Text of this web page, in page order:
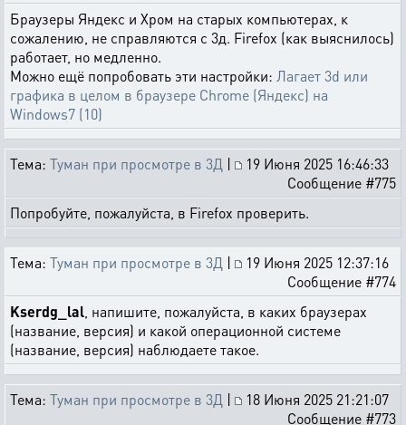
Браузеры Яндекс и Хром на старых компьютерах, к
сожалению, не справляются с 3д. Firefox (как выяснилось)
работает, но медленно.
Можно ещё попробовать эти настройки: Лагает 3d или
графика в целом в браузере Chrome (Яндекс) на
Windows7 (10)
Тема: Туман при просмотре в 3Д |
19 Июня 2025 16:46:33
Сообщение #775
Попробуйте, пожалуйста, в Firefox проверить.
Тема: Туман при просмотре в 3Д |
19 Июня 2025 12:37:16
Сообщение #774
Kserdg_lal , напишите, пожалуйста, в каких браузерах
(название, версия) и какой операционной системе
(название, версия) наблюдаете такое.
Тема: Туман при просмотре в 3Д |
18 Июня 2025 21:21:07
Сообщение #773